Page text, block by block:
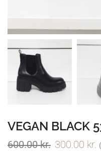
VEGAN BLACK
600.00kr. 300.00 kr.